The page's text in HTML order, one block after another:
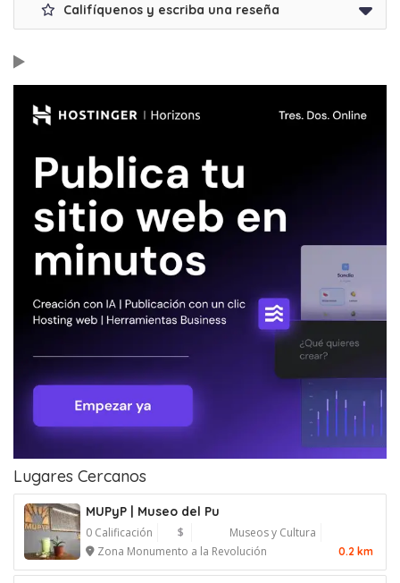
Califíquenos y escriba una reseña
Lugares Cercanos
MUPyP | Museo del Pu
0 Calificación $
Museos y Cultura
Zona Monumento a la Revolución
0.2 km